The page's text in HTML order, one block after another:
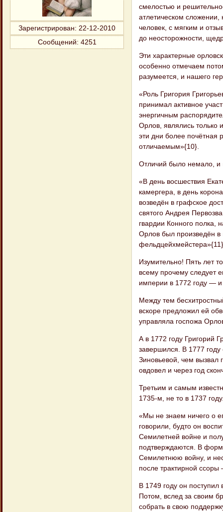
Зарегистрирован: 22-12-2010
Сообщений: 4251
смелостью и
атлетическом
человек, с мягким и
до неосторожности,
Эти характерные
особенно отмечаем
разумеется, и нашего
«Роль Григория
принимал активное
энергичным
Орлов, являлись только
эти дни более почётная
отличаемым»{10}.
Отличий было немало, и
«В день восшествия
камергера, в день
возведён в графское
святого Андрея
гвардии Конного полка,
Орлов был произведён в
Изумительно! Пять лет
всему прочему следует
империи в 1772 году —
Между тем
вскоре предложил ей
управляла госпожа
А в 1772 году Григорий
завершился. В 1777
Зиновьевой, чем вызвал
овдовел и через год
Третьим и самым
1735-м, не то в 1737
«Мы не знаем ничего о
говорили, будто он
Семилетней войне и
подтверждаются. В
Семилетнюю войну, и
после трактирной
В 1749 году он
Потом, вслед за своим
собрать в свою